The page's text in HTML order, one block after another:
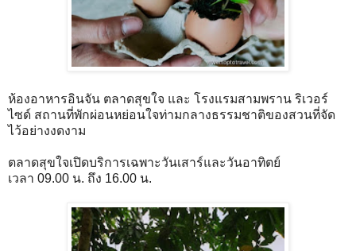
ห้องอาหารอินจัน ตลาดสุขใจ และ โรงแรมสามพราน ริเวอร์
ไซด์ สถานที่พักผ่อนหย่อนใจท่ามกลางธรรมชาติของสวนที่จัด
ไว้อย่างงดงาม
ตลาดสุขใจเปิดบริการเฉพาะวันเสาร์และวันอาทิตย์
เวลา 09.00 น. ถึง 16.00 น.